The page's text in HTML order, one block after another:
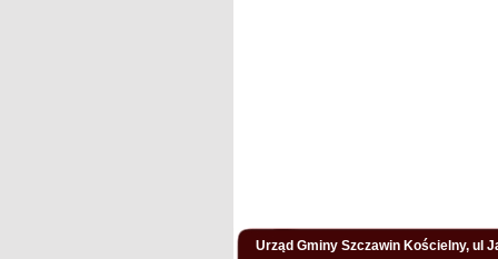
Urząd Gminy Szczawin Kościelny, ul